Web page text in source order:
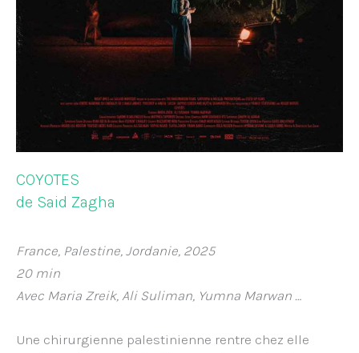
COYOTES
de Said Zagha
France, Palestine, Jordanie, 2025
20 min
Avec Maria Zreik, Ali Suliman, Yumna Marwan …
Une chirurgienne palestinienne rentre chez elle